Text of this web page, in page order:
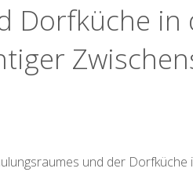
Dorfküche in
und der